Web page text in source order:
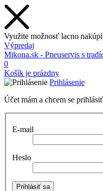
Využite možnosť lacno
Výpredaj
Mikona.sk - Pneuservis s
0
Košík je prázdny
Prihlásenie
Účet mám a chcem se prihlásiť
E-mail
Heslo